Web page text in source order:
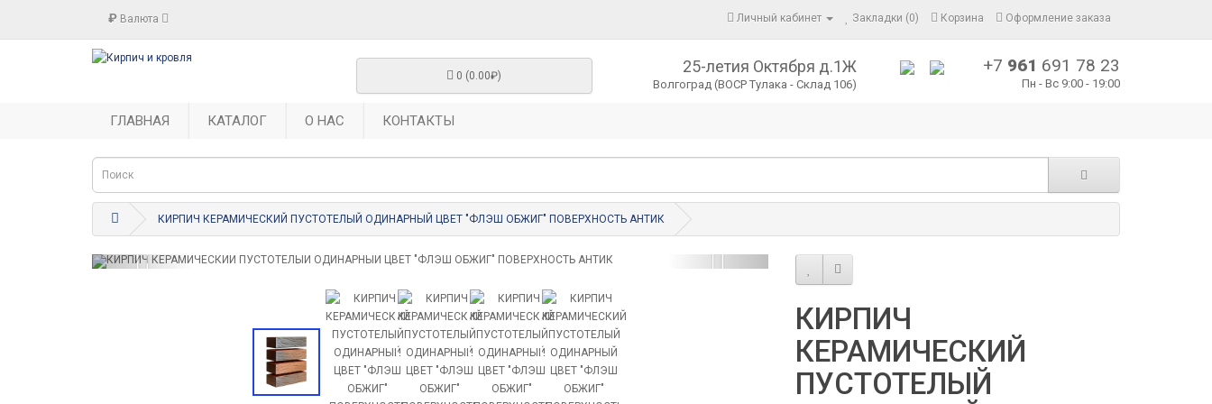
₽ Валюта Личный кабинет Закладки (0) Корзина Оформление заказа
0 (0.00₽) 25-летия Октября д.1Ж
Волгоград (ВОСР Тулака - Склад 106)
+7 961 691 78 23
Пн - Вс 9:00 - 19:00
ГЛАВНАЯ КАТАЛОГ О НАС КОНТАКТЫ
КИРПИЧ КЕРАМИЧЕСКИЙ ПУСТОТЕЛЫЙ ОДИНАРНЫЙ ЦВЕТ "ФЛЭШ ОБЖИГ" ПОВЕРХНОСТЬ АНТИК
КИРПИЧ
КЕРАМИЧЕСКИЙ
ПУСТОТЕЛЫЙ